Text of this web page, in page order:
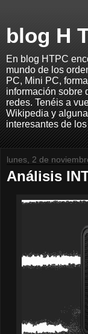
blog H
En blog HTPC
mundo de los
PC, Mini PC,
información sobre
redes. Tenéis a
Wikipedia y
interesantes de
lunes, 2 de
Análisis